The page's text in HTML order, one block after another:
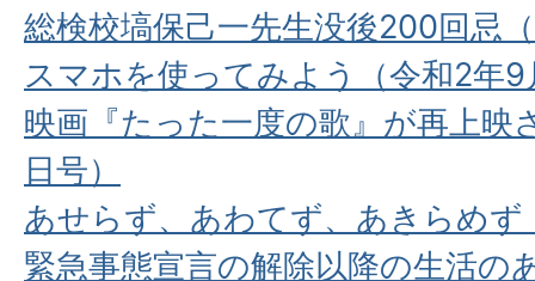
総検校塙保己一先生没後200回忌
スマホを使ってみよう（令和2年9
映画『たった⼀度の歌』が再上映
日号）
あせらず、あわてず、あきらめず
緊急事態宣言の解除以降の生活の